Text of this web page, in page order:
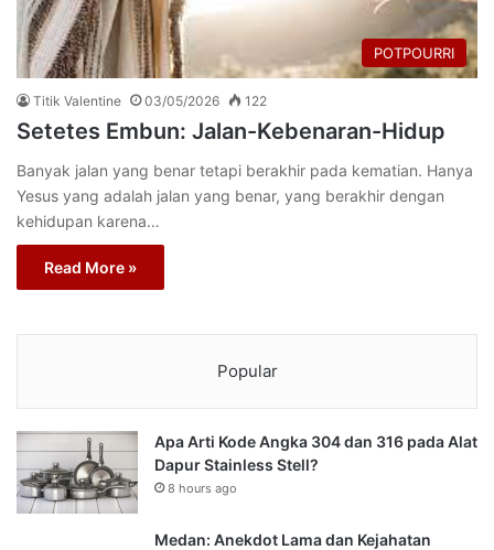
POTPOURRI
Titik Valentine 03/05/2026 122
Setetes Embun: Jalan-Kebenaran-Hidup
Banyak jalan yang benar tetapi berakhir pada kematian. Hanya
Yesus yang adalah jalan yang benar, yang berakhir dengan
kehidupan karena…
Read More »
Popular
Apa Arti Kode Angka 304 dan 316 pada Alat
Dapur Stainless Stell?
8 hours ago
Medan: Anekdot Lama dan Kejahatan